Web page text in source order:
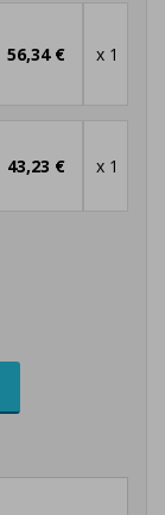
56,34 € x 1
43,23 € x 1